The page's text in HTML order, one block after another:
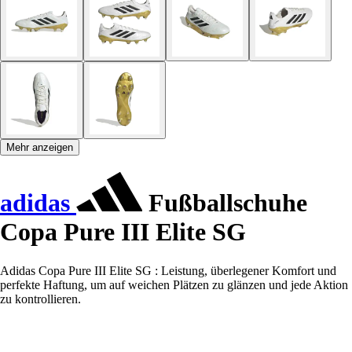
Mehr anzeigen
adidas
Fußballschuhe
Copa Pure III Elite SG
Adidas Copa Pure III Elite SG : Leistung, überlegener Komfort und
perfekte Haftung, um auf weichen Plätzen zu glänzen und jede Aktion
zu kontrollieren.